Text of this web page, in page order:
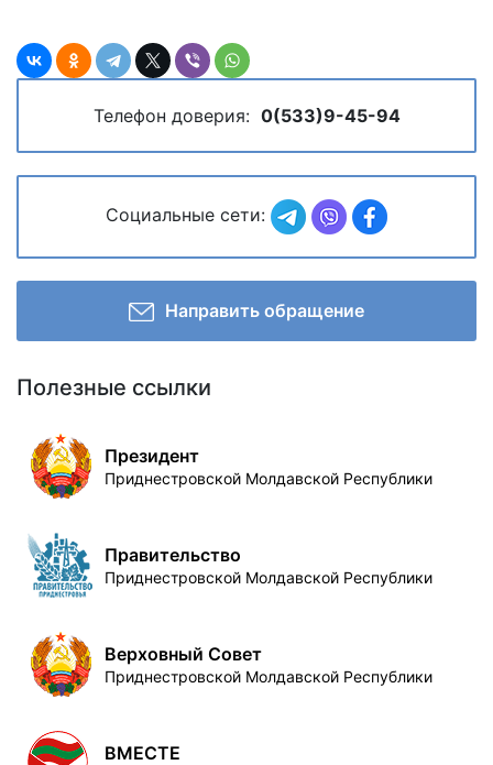
Телефон доверия: 0(533)9-45-94
Социальные сети:
Направить обращение
Полезные ссылки
Президент
Приднестровской Молдавской Республики
Правительство
Приднестровской Молдавской Республики
Верховный Совет
Приднестровской Молдавской Республики
ВМЕСТЕ